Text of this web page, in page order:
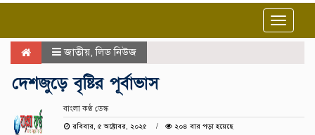
Toggle
জাতীয়,লিড নিউজ
দেশজুড়ে বৃষ্টির পূর্বাভাস
বাংলা কণ্ঠ ডেস্ক
রবিবার, ৫ অক্টোবর, ২০২৫
২০৪ বার পড়া হয়েছে